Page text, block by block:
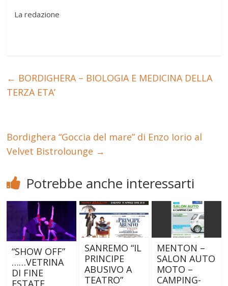
La redazione
← BORDIGHERA – BIOLOGIA E MEDICINA DELLA
TERZA ETA’
Bordighera “Goccia del mare” di Enzo Iorio al
Velvet Bistrolounge →
Potrebbe anche interessarti
“SHOW OFF”
……VETRINA
DI FINE
ESTATE
SANREMO “IL
PRINCIPE
ABUSIVO A
TEATRO”
MENTON –
SALON AUTO
MOTO –
CAMPING-